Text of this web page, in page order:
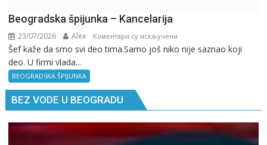
Beogradska špijunka – Kancelarija
23/07/2026 Alex Коментари су искључени
Beogradska
Šef kaže da smo svi deo tima.Samo još niko nije saznao koji
deo. U firmi vlada...
BEOGRADSKA ŠPIJUNKA
BEZ VODE U BEOGRADU